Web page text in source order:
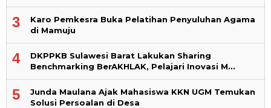
3
Karo Pemkesra Buka Pelatihan Penyuluhan Agama
di Mamuju
4
DKPPKB Sulawesi Barat Lakukan Sharing
Benchmarking BerAKHLAK, Pelajari Inovasi M…
5
Junda Maulana Ajak Mahasiswa KKN UGM Temukan
Solusi Persoalan di Desa